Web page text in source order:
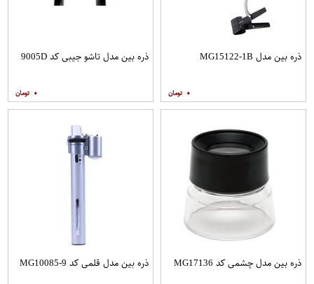
ذره بین مدل MG15122-1B
۰
ذره بین مدل تاشو جیبی کد 9005D
۰
ذره بین مدل چشمی کد MG17136 ذره بین مدل قلمی کد MG10085-9